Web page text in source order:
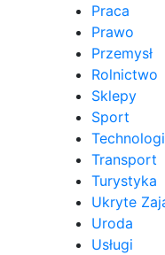
Praca
Prawo
Przemysł
Rolnictwo
Sklepy
Sport
Transport
Turystyka
Ukryte
Uroda
Usługi